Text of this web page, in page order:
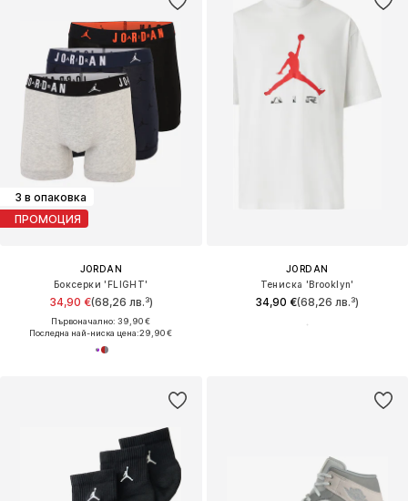
3 в опаковка
ПРОМОЦИЯ
JORDAN
Боксерки 'FLIGHT'
34,90 €(68,26 лв.³)
Първоначално: 39,90 €
Последна най-ниска цена:29,90 €
JORDAN
Тениска 'Brooklyn'
34,90 €(68,26 лв.³)